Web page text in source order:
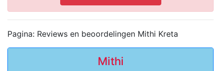
Pagina: Reviews en beoordelingen Mithi Kreta
Mithi